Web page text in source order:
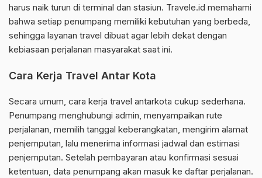
harus naik turun di terminal dan stasiun. Travele.id memahami
bahwa setiap penumpang memiliki kebutuhan yang berbeda,
sehingga layanan travel dibuat agar lebih dekat dengan
kebiasaan perjalanan masyarakat saat ini.
Cara Kerja Travel Antar Kota
Secara umum, cara kerja travel antarkota cukup sederhana.
Penumpang menghubungi admin, menyampaikan rute
perjalanan, memilih tanggal keberangkatan, mengirim alamat
penjemputan, lalu menerima informasi jadwal dan estimasi
penjemputan. Setelah pembayaran atau konfirmasi sesuai
ketentuan, data penumpang akan masuk ke daftar perjalanan.